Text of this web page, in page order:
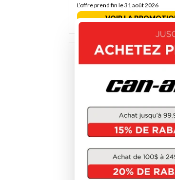
L’offre prend fin le 31 août 2026
VOIR LA
Économisez jusqu'à 3 000$
modèles Maverick X3 2025
Offre valable du 1 août au 30
VOIR LA